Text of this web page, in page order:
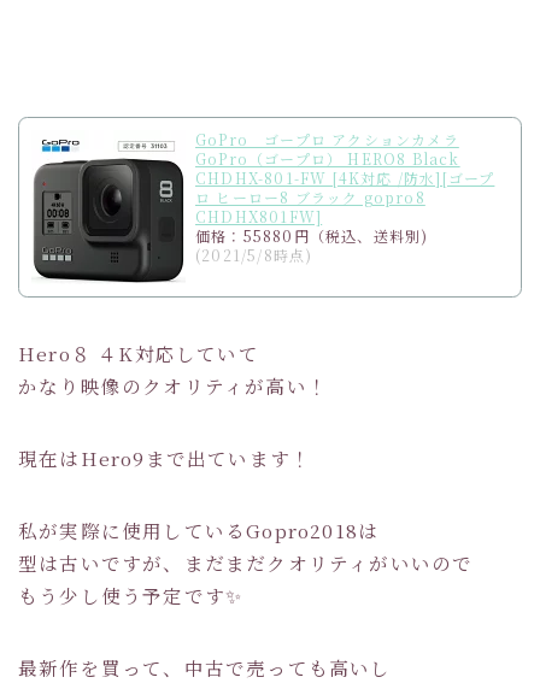
GoPro ゴープロ アクションカメラ
GoPro（ゴープロ） HERO8 Black
CHDHX-801-FW [4K対応 /防水][ゴープ
ロ ヒーロー8 ブラック gopro8
CHDHX801FW]
価格：55880円（税込、送料別)
(2021/5/8時点)
Hero８ ４K対応していて
かなり映像のクオリティが高い！
現在はHero9まで出ています！
私が実際に使用しているGopro2018は
型は古いですが、まだまだクオリティがいいので
もう少し使う予定です✨
最新作を買って、中古で売っても高いし